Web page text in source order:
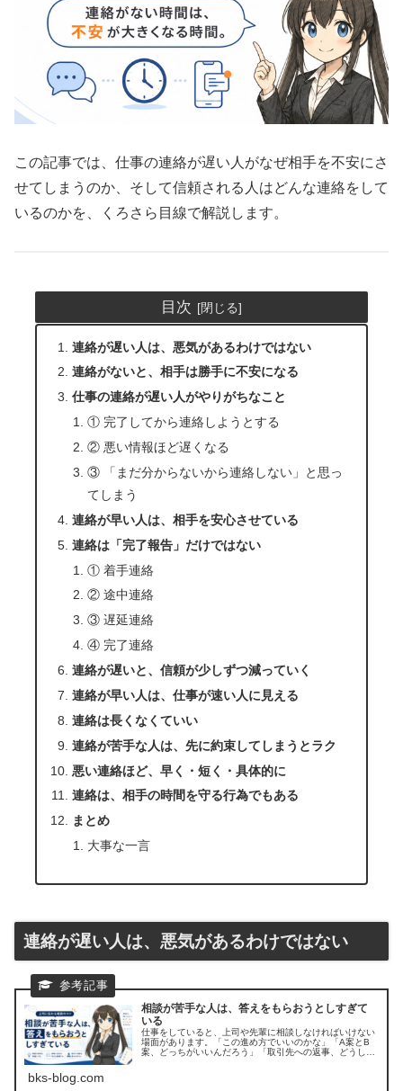
この記事では、仕事の連絡が遅い人がなぜ相手を不安にさ
せてしまうのか、そして信頼される人はどんな連絡をして
いるのかを、くろさら目線で解説します。
目次
連絡が遅い人は、悪気があるわけではない
連絡がないと、相手は勝手に不安になる
仕事の連絡が遅い人がやりがちなこと
① 完了してから連絡しようとする
② 悪い情報ほど遅くなる
③ 「まだ分からないから連絡しない」と思っ
てしまう
連絡が早い人は、相手を安心させている
連絡は「完了報告」だけではない
① 着手連絡
② 途中連絡
③ 遅延連絡
④ 完了連絡
連絡が遅いと、信頼が少しずつ減っていく
連絡が早い人は、仕事が速い人に見える
連絡は長くなくていい
連絡が苦手な人は、先に約束してしまうとラク
悪い連絡ほど、早く・短く・具体的に
連絡は、相手の時間を守る行為でもある
まとめ
大事な一言
連絡が遅い人は、悪気があるわけではない
相談が苦手な人は、答えをもらおうとしすぎて
いる
仕事をしていると、上司や先輩に相談しなければいけない
場面があります。「この進め方でいいのかな」「A案とB
案、どっちがいいんだろう」「取引先への返事、どうしよ
bks-blog.com